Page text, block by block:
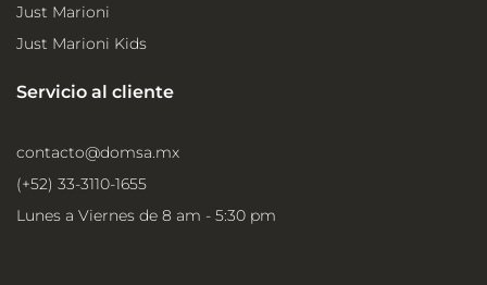
Just Marioni
Just Marioni Kids
Servicio al cliente
contacto@domsa.mx
(+52) 33-3110-1655
Lunes a Viernes de 8 am - 5:30 pm